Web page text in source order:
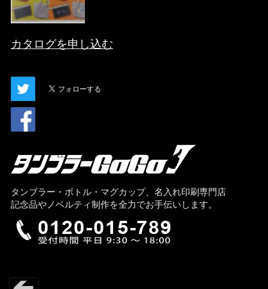
カタログを申し込む
タンブラー・ボトル・マグカップ、名入れ印刷専門店
記念品やノベルティ制作を全力でお手伝いします。